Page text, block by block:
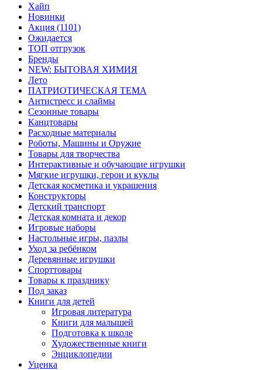
Хайп
Новинки
Акция (1101)
Ожидается
ТОП отгрузок
Бренды
NEW: БЫТОВАЯ ХИМИЯ
Лето
ПАТРИОТИЧЕСКАЯ ТЕМА
Антистресс и слаймы
Сезонные товары
Канцтовары
Расходные материалы
Роботы, Машины и Оружие
Товары для творчества
Интерактивные и обучающие игрушки
Мягкие игрушки, герои и куклы
Детская косметика и украшения
Конструкторы
Детский транспорт
Детская комната и декор
Игровые наборы
Настольные игры, пазлы
Уход за ребёнком
Деревянные игрушки
Спорттовары
Товары к празднику
Под заказ
Книги для детей
Игровая литература
Книги для малышей
Подготовка к школе
Художественные книги
Энциклопедии
Уценка